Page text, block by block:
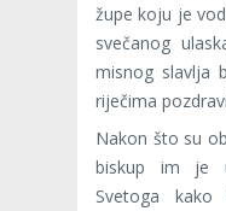
župe koju je
svečanog
misnog slavlja
riječima
Nakon što su
biskup im je
Svetoga